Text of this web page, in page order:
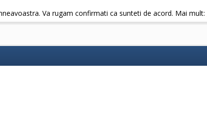
Va rugam confirmati ca sunteti de acord. Mai mult: